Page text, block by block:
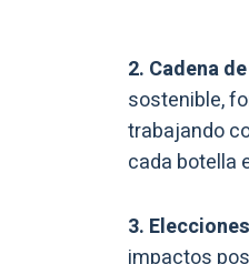
2. Cadena
sostenible,
trabajando
cada botella
3.
impactos